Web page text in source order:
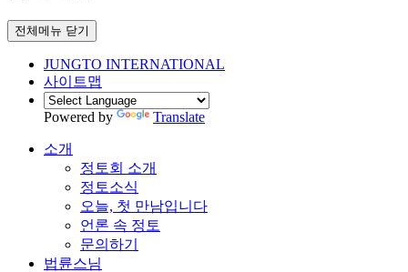
전체메뉴 닫기
JUNGTO INTERNATIONAL
사이트맵
Powered by Translate
소개
정토회 소개
정토소식
오늘, 첫 만남입니다
언론 속 정토
문의하기
법륜스님